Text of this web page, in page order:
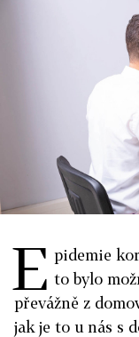
E pidemie
to bylo
převážně z
jak je to u nás s